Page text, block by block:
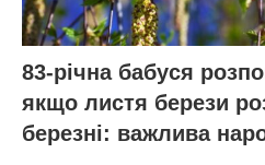
83-річна бабуся
якщо листя берези
березні: важлива